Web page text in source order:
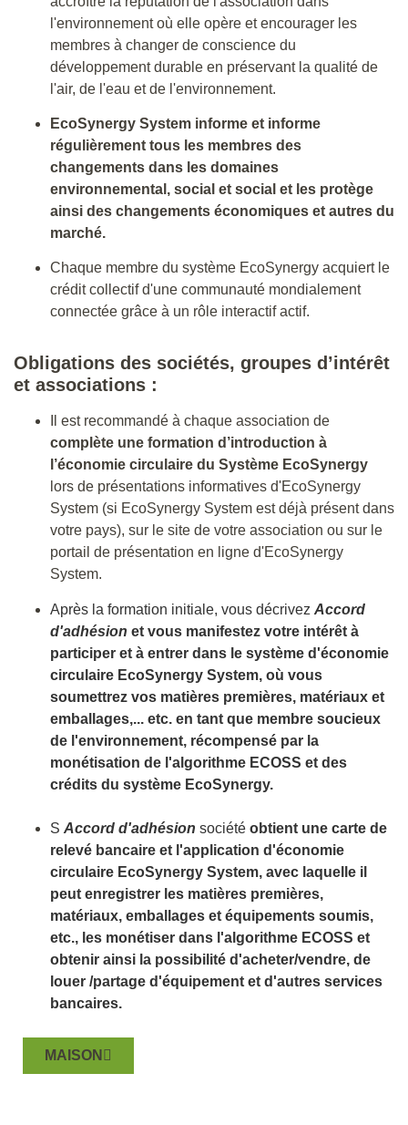
l'environnement où elle opère et encourager les
membres à changer de conscience du
développement durable en préservant la qualité de
l'air, de l'eau et de l'environnement.
EcoSynergy System informe et informe
régulièrement tous les membres des
changements dans les domaines
environnemental, social et social et les protège
ainsi des changements économiques et autres du
marché.
Chaque membre du système EcoSynergy acquiert le
crédit collectif d'une communauté mondialement
connectée grâce à un rôle interactif actif.
Obligations des sociétés, groupes d’intérêt
et associations :
Il est recommandé à chaque association de
complète une formation d’introduction à
l’économie circulaire du Système EcoSynergy
lors de présentations informatives d'EcoSynergy
System (si EcoSynergy System est déjà présent dans
votre pays), sur le site de votre association ou sur le
portail de présentation en ligne d'EcoSynergy
System.
Après la formation initiale, vous décrivez Accord
d'adhésion et vous manifestez votre intérêt à
participer et à entrer dans le système d'économie
circulaire EcoSynergy System, où vous
soumettrez vos matières premières, matériaux et
emballages,... etc. en tant que membre soucieux
de l'environnement, récompensé par la
monétisation de l'algorithme ECOSS et des
crédits du système EcoSynergy.
S Accord d'adhésion société obtient une carte de
relevé bancaire et l'application d'économie
circulaire EcoSynergy System, avec laquelle il
peut enregistrer les matières premières,
matériaux, emballages et équipements soumis,
etc., les monétiser dans l'algorithme ECOSS et
obtenir ainsi la possibilité d'acheter/vendre, de
louer /partage d'équipement et d'autres services
bancaires.
MAISON